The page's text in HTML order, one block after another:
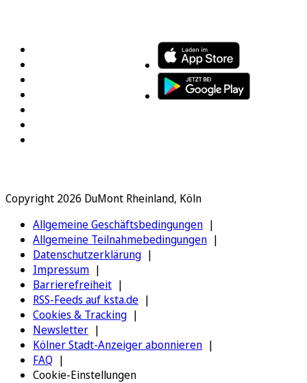
Copyright 2026 DuMont Rheinland, Köln
Allgemeine Geschäftsbedingungen
Allgemeine Teilnahmebedingungen
Datenschutzerklärung
Impressum
Barrierefreiheit
RSS-Feeds auf ksta.de
Cookies & Tracking
Newsletter
Kölner Stadt-Anzeiger abonnieren
FAQ
Cookie-Einstellungen